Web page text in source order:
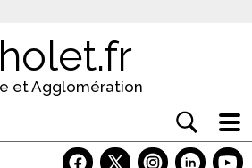
et Agglomération